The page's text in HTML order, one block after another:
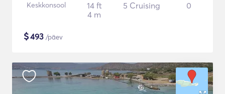
Keskkonsool
14 ft
4 m
5 Cruising 0
$493 /päev